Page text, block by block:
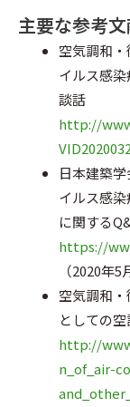
主要な参考
空気調和
イルス感
談話
http://
日本建築
イルス感染
に関する
https://
（2020年5
空気調和
としての
http://
n_of_air-